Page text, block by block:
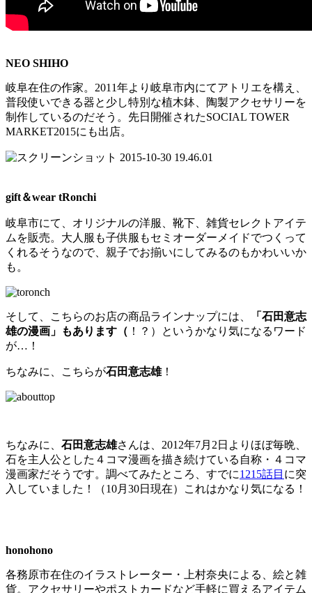
NEO SHIHO
岐阜在住の作家。2011年より岐阜市内にてアトリエを構え、
普段使いできる器と少し特別な植木鉢、陶製アクセサリーを
制作しているのだそう。先日開催されたSOCIAL TOWER
MARKET2015にも出店。
gift＆wear tRonchi
岐阜市にて、オリジナルの洋服、靴下、雑貨セレクトアイテ
ムを販売。大人服も子供服もセミオーダーメイドでつくって
くれるそうなので、親子でお揃いにしてみるのもかわいいか
も。
そして、こちらのお店の商品ラインナップには、
「石田意志
雄の漫画」もあります（ ！？）というかなり気になるワード
が…！
ちなみに、こちらが石田意志雄！
ちなみに、 石田意志雄さんは、2012年7月2日よりほぼ毎晩、
石を主人公とした４コマ漫画を描き続けている自称・４コマ
漫画家だそうです。調べてみたところ、すでに1215話目 に突
入していました！（10月30日現在）これはかなり気になる！
honohono
各務原市在住のイラストレーター・上村奈央による、絵と雑
貨。アクセサリーやポストカードなど手軽に買えるアイテム